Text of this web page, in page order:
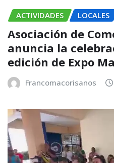
ACTIVIDADES LOCALES
Asociación de
anuncia la
edición de Expo
Francomacorisanos